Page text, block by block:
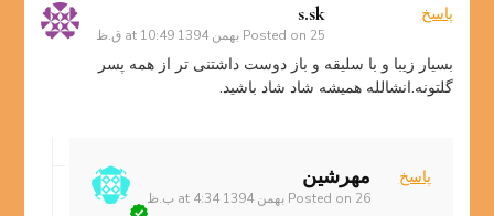
s.sk
Posted on 25 بهمن 1394 at 10:49 ق.ظ
پاسخ
بسیار زیبا و با سلیقه و باز دوست داشتنی تر از همه پسر
گلتونه.انشالله همیشه شاد شاد باشید.
مهرشین
Posted on 26 بهمن 1394 at 4:34 ب.ظ
پاسخ